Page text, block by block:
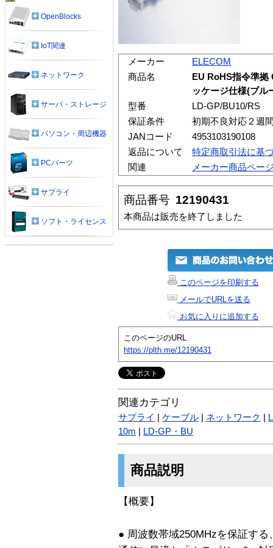
メーカー
ELECOM
商品名
EU RoHS指令準拠
ッケージ仕様(ブル
型番
LD-GP/BU10/RS
保証条件
初期不良対応２週
JANコード
4953103190108
返品について
特定商取引法に基
関連
メーカー商品ペー
商品番号 12190431
本商品は販売を終了しました
このページを印刷する
メールでURLを送る
お気に入りに追加する
このページのURL
https://plth.me/12190431
関連カテゴリ
サプライ ケーブル ネットワーク
10m
LD-GP・BU
商品説明
【概要】
● 周波数帯域250MHzを保証す
OpenBlocks
IoT関連
ネットワーク
サーバ・ストレージ
パソコン・周辺機器
PCパーツ
サプライ
ソフト・ライセンス